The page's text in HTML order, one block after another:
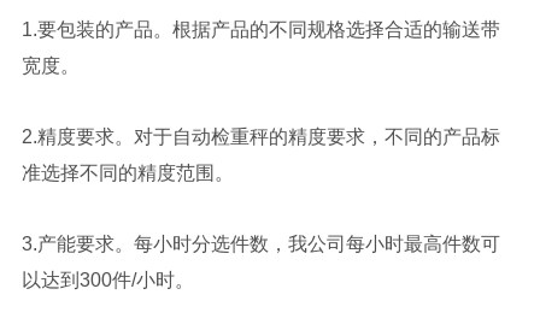
1.要包装的产品。根据产品的不同规格选择合适的输送带
宽度。
2.精度要求。对于自动检重秤的精度要求，不同的产品标
准选择不同的精度范围。
3.产能要求。每小时分选件数，我公司每小时最高件数可
以达到300件/小时。